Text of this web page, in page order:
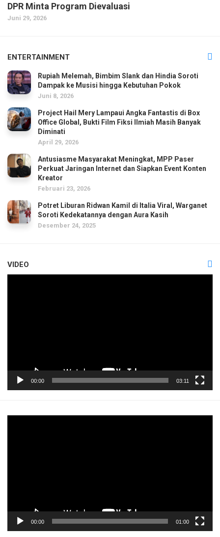
DPR Minta Program Dievaluasi
Juni 29, 2026
ENTERTAINMENT
Rupiah Melemah, Bimbim Slank dan Hindia Soroti
Dampak ke Musisi hingga Kebutuhan Pokok
Juni 8, 2026
Project Hail Mery Lampaui Angka Fantastis di Box
Office Global, Bukti Film Fiksi Ilmiah Masih Banyak
Diminati
April 29, 2026
Antusiasme Masyarakat Meningkat, MPP Paser
Perkuat Jaringan Internet dan Siapkan Event Konten
Kreator
Februari 23, 2026
Potret Liburan Ridwan Kamil di Italia Viral, Warganet
Soroti Kedekatannya dengan Aura Kasih
Desember 24, 2025
VIDEO
00:00 03:11
00:00 01:00